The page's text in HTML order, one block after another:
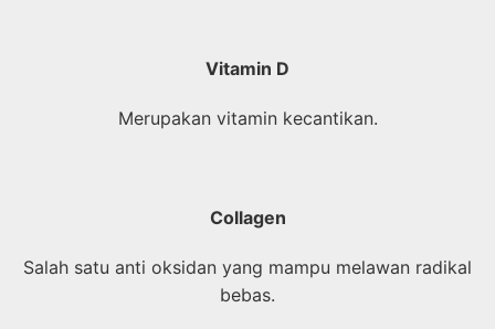
Vitamin D
Merupakan vitamin kecantikan.
Collagen
Salah satu anti oksidan yang mampu melawan radikal
bebas.